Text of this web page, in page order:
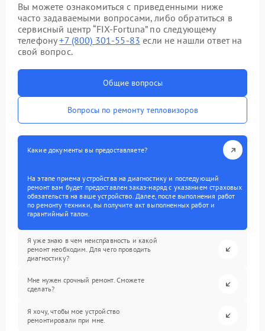
Вы можете ознакомиться с приведенными ниже
часто задаваемыми вопросами, либо обратиться в
сервисный центр “FIX-Fortuna” по следующему
телефону+7 (800) 301-55-83 если не нашли ответ на
свой вопрос.
Общие вопросы
Вопросы по ремонту тепловизоров
Какие документы вы предоставляете?
На этапе приема устройства на диагностику и последующий
ремонт вам будет предоставлен заказ-наряд с указанием страховых
обязательств на ваше устройство. Далее, после выполнения работ
по ремонту техники, вы получите акт выполненных работ и
гарантийный талон.
Я уже знаю в чем неисправность и какой
ремонт необходим. Для чего проводить
диагностику?
Мне нужен срочный ремонт. Сможете
сделать?
Я хочу, чтобы мое устройство
ремонтировали при мне.